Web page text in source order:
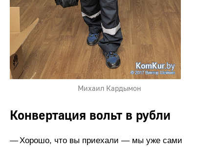
Михаил Кардымон
Конвертация вольт в рубли
— Хорошо, что вы приехали — мы уже сами